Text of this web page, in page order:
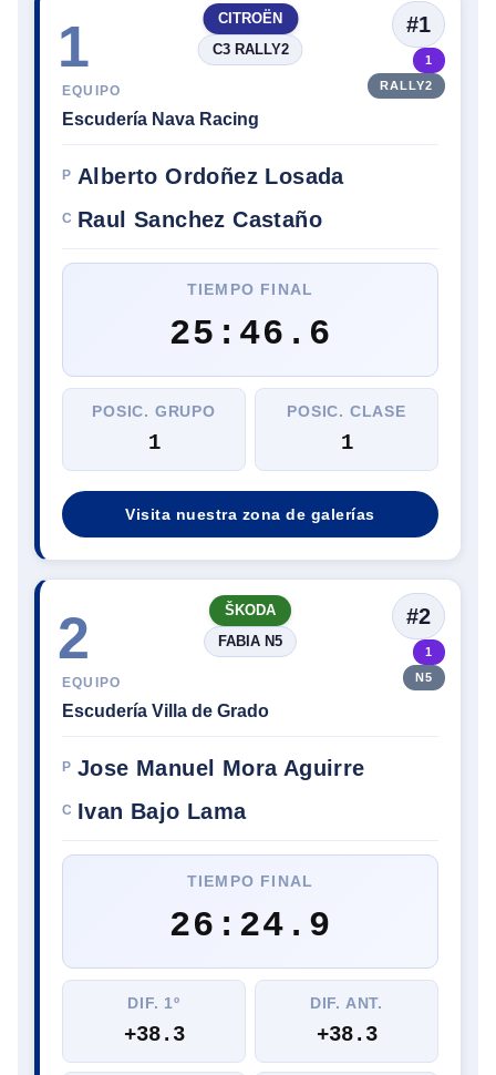
1 #1
1
RALLY2
EQUIPO
Escudería Nava Racing
CITROËN
C3 RALLY2
P Alberto Ordoñez Losada
C Raul Sanchez Castaño
TIEMPO FINAL
25:46.6
POSIC. GRUPO
1
POSIC. CLASE
1
Visita nuestra zona de galerías
2 #2
1
N5
EQUIPO
Escudería Villa de Grado
ŠKODA
FABIA N5
P Jose Manuel Mora Aguirre
C Ivan Bajo Lama
TIEMPO FINAL
26:24.9
DIF. 1º
+38.3
DIF. ANT.
+38.3